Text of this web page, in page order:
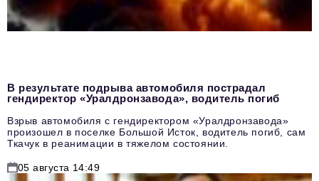
В результате подрыва автомобиля пострадал
гендиректор «Уралдронзавода», водитель погиб
Взрыв автомобиля с гендиректором «Уралдронзавода»
произошел в поселке Большой Исток, водитель погиб, сам
Ткачук в реанимации в тяжелом состоянии.
05 августа 14:49